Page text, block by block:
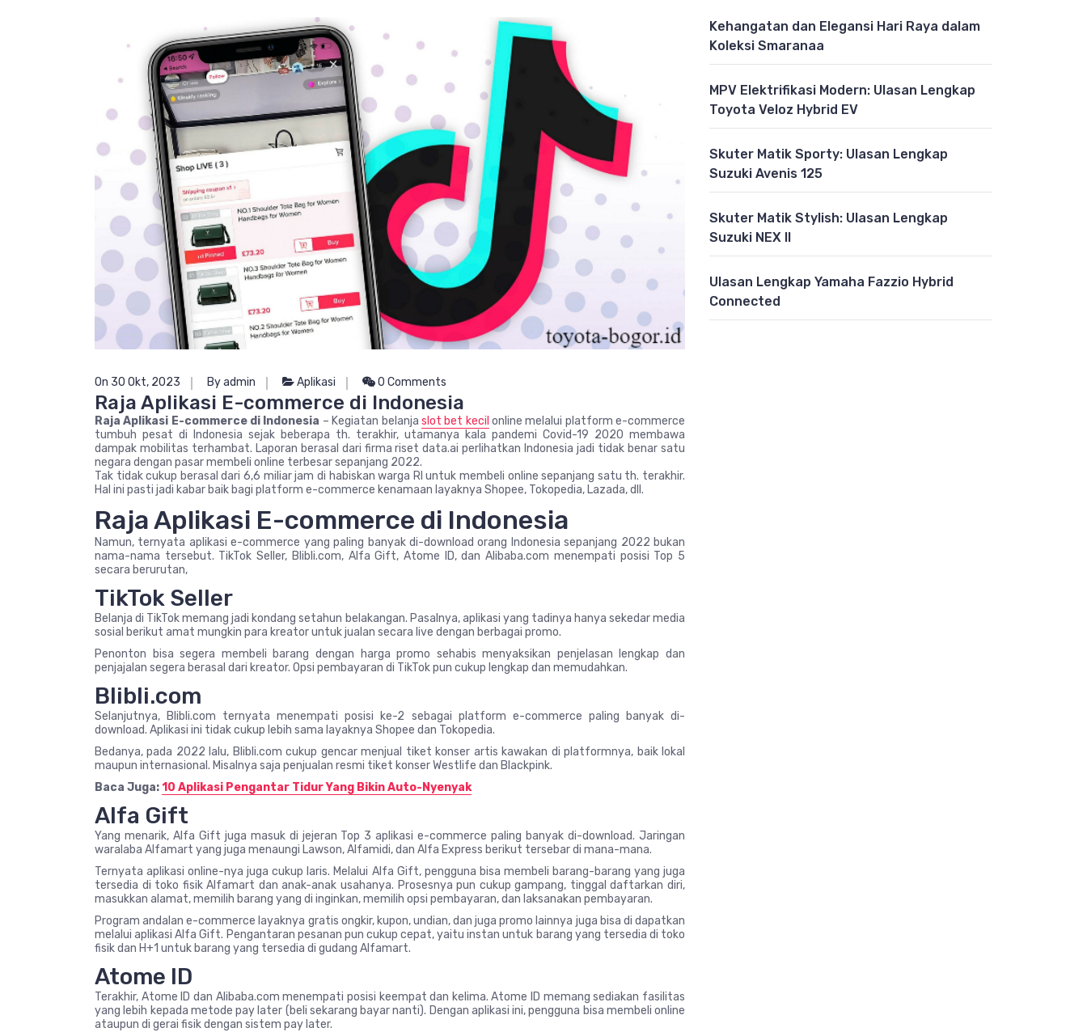
On 30 Okt, 2023 By admin Aplikasi 0 Comments
Raja Aplikasi E-commerce di Indonesia
Raja Aplikasi E-commerce di Indonesia – Kegiatan belanja slot bet kecil online melalui platform e-commerce
tumbuh pesat di Indonesia sejak beberapa th. terakhir, utamanya kala pandemi Covid-19 2020 membawa
dampak mobilitas terhambat. Laporan berasal dari firma riset data.ai perlihatkan Indonesia jadi tidak benar satu
negara dengan pasar membeli online terbesar sepanjang 2022.
Tak tidak cukup berasal dari 6,6 miliar jam di habiskan warga RI untuk membeli online sepanjang satu th. terakhir.
Hal ini pasti jadi kabar baik bagi platform e-commerce kenamaan layaknya Shopee, Tokopedia, Lazada, dll.
Raja Aplikasi E-commerce di Indonesia
Namun, ternyata aplikasi e-commerce yang paling banyak di-download orang Indonesia sepanjang 2022 bukan
nama-nama tersebut. TikTok Seller, Blibli.com, Alfa Gift, Atome ID, dan Alibaba.com menempati posisi Top 5
secara berurutan,
TikTok Seller
Belanja di TikTok memang jadi kondang setahun belakangan. Pasalnya, aplikasi yang tadinya hanya sekedar media
sosial berikut amat mungkin para kreator untuk jualan secara live dengan berbagai promo.
Penonton bisa segera membeli barang dengan harga promo sehabis menyaksikan penjelasan lengkap dan
penjajalan segera berasal dari kreator. Opsi pembayaran di TikTok pun cukup lengkap dan memudahkan.
Blibli.com
Selanjutnya, Blibli.com ternyata menempati posisi ke-2 sebagai platform e-commerce paling banyak di-
download. Aplikasi ini tidak cukup lebih sama layaknya Shopee dan Tokopedia.
Bedanya, pada 2022 lalu, Blibli.com cukup gencar menjual tiket konser artis kawakan di platformnya, baik lokal
maupun internasional. Misalnya saja penjualan resmi tiket konser Westlife dan Blackpink.
Baca Juga:10 Aplikasi Pengantar Tidur Yang Bikin Auto-Nyenyak
Alfa Gift
Yang menarik, Alfa Gift juga masuk di jejeran Top 3 aplikasi e-commerce paling banyak di-download. Jaringan
waralaba Alfamart yang juga menaungi Lawson, Alfamidi, dan Alfa Express berikut tersebar di mana-mana.
Ternyata aplikasi online-nya juga cukup laris. Melalui Alfa Gift, pengguna bisa membeli barang-barang yang juga
tersedia di toko fisik Alfamart dan anak-anak usahanya. Prosesnya pun cukup gampang, tinggal daftarkan diri,
masukkan alamat, memilih barang yang di inginkan, memilih opsi pembayaran, dan laksanakan pembayaran.
Program andalan e-commerce layaknya gratis ongkir, kupon, undian, dan juga promo lainnya juga bisa di dapatkan
melalui aplikasi Alfa Gift. Pengantaran pesanan pun cukup cepat, yaitu instan untuk barang yang tersedia di toko
fisik dan H+1 untuk barang yang tersedia di gudang Alfamart.
Atome ID
Terakhir, Atome ID dan Alibaba.com menempati posisi keempat dan kelima. Atome ID memang sediakan fasilitas
yang lebih kepada metode pay later (beli sekarang bayar nanti). Dengan aplikasi ini, pengguna bisa membeli online
ataupun di gerai fisik dengan sistem pay later.
Kehangatan dan Elegansi Hari Raya dalam
Koleksi Smaranaa
MPV Elektrifikasi Modern: Ulasan Lengkap
Toyota Veloz Hybrid EV
Skuter Matik Sporty: Ulasan Lengkap
Suzuki Avenis 125
Skuter Matik Stylish: Ulasan Lengkap
Suzuki NEX II
Ulasan Lengkap Yamaha Fazzio Hybrid
Connected